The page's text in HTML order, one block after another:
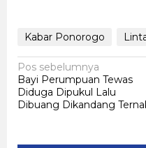
Kabar Ponorogo
Navigasi
pos
Pos sebelumnya
Bayi Perumpuan Tewas
Diduga Dipukul Lalu
Dibuang Dikandang